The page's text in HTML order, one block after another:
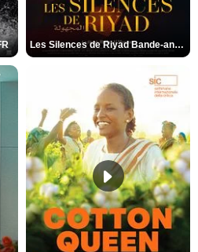
Les Silences de Riyad Bande-annonce VO STFR